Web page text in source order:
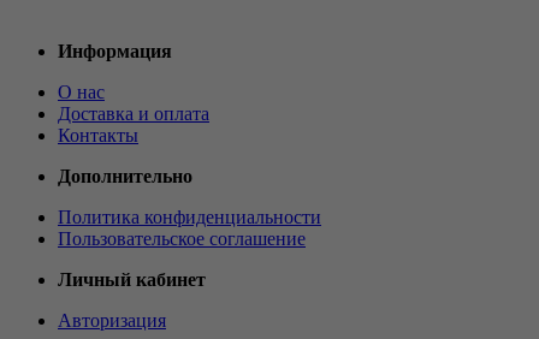
Информация
О нас
Доставка и оплата
Контакты
Дополнительно
Политика конфиденциальности
Пользовательское соглашение
Личный кабинет
Авторизация